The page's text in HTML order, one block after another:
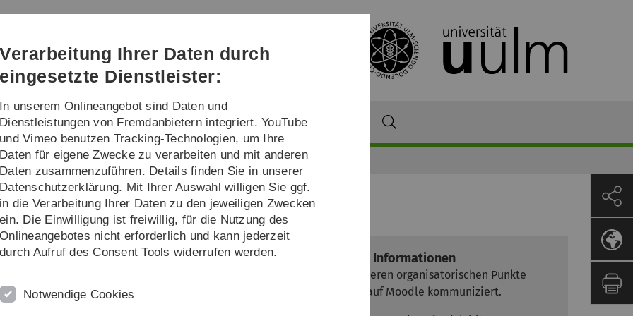
Direkt
Direkt
Direkt
(Sprache,
Drucken,
Social
Direkt
Direkt
und Lehre Das Ulmer Aktuarprogramm
Wintersemester Praxisprojekt Risk & Insurance Analytics
Analytics (Bachelor)
Weitere Informationen
Alle weiteren organisatorischen Punkte
werden auf Moodle kommuniziert.
Verarbeitung Ihrer Daten durch
eingesetzte Dienstleister:
In unserem Onlineangebot sind Daten und
Dienstleistungen von Fremdanbietern integriert. YouTube
und Vimeo benutzen Tracking-Technologien, um Ihre
Daten für eigene Zwecke zu verarbeiten und mit anderen
Daten zusammenzuführen. Details finden Sie in unserer
Datenschutzerklärung. Mit Ihrer Auswahl willigen Sie ggf.
in die Verarbeitung Ihrer Daten zu den jeweiligen Zwecken
ein. Die Einwilligung ist freiwillig, für die Nutzung des
Onlineangebotes nicht erforderlich und kann jederzeit
durch Aufruf des Consent Tools widerrufen werden.
Notwendige Cookies